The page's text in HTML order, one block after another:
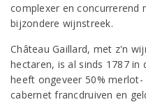
complexer en concurrerend
bijzondere wijnstreek.
Château Gaillard, met z'n
hectaren, is al sinds 1787
heeft ongeveer 50%
cabernet francdruiven en